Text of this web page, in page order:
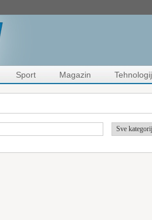
Sport Magazin